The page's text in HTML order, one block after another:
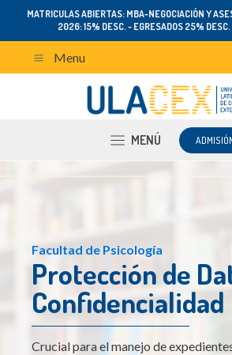
MATRICULAS ABIERTAS: MBA-NEGOCIACIÓN Y
2026: 15% DESC. - EGRESADOS 25%
Menu
MENÚ
Facultad de Psicología
Protección de
Confidencialidad
Crucial para el manejo de